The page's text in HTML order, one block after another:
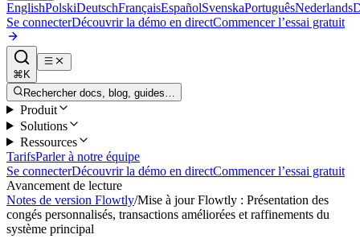
EnglishPolskiDeutschFrançaisEspañolSvenskaPortuguêsNederlands
Se connecterDécouvrir la démo en directCommencer l’essai gratuit
⌘K
Rechercher docs, blog, guides…
Produit
Solutions
Ressources
TarifsParler à notre équipe
Se connecterDécouvrir la démo en directCommencer l’essai gratuit
Avancement de lecture
Notes de version Flowtly/Mise à jour Flowtly : Présentation des
congés personnalisés, transactions améliorées et raffinements du
système principal